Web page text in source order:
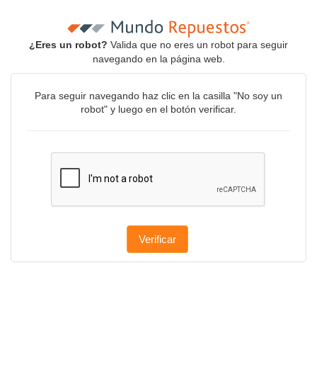
¿Eres un robot? Valida que no eres un robot para seguir
navegando en la página web.
Para seguir navegando haz clic en la casilla "No soy un
robot" y luego en el botón verificar.
Verificar